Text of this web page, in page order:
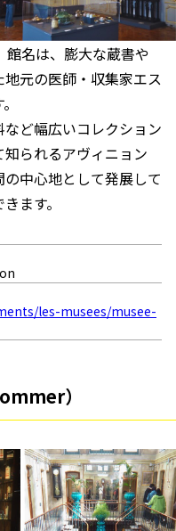
名は、膨大な蔵書や
元の医師・収集家エス
ど幅広いコレクション
られるアヴィニョン
中心地として発展して
ます。
les-musees/musee-
）